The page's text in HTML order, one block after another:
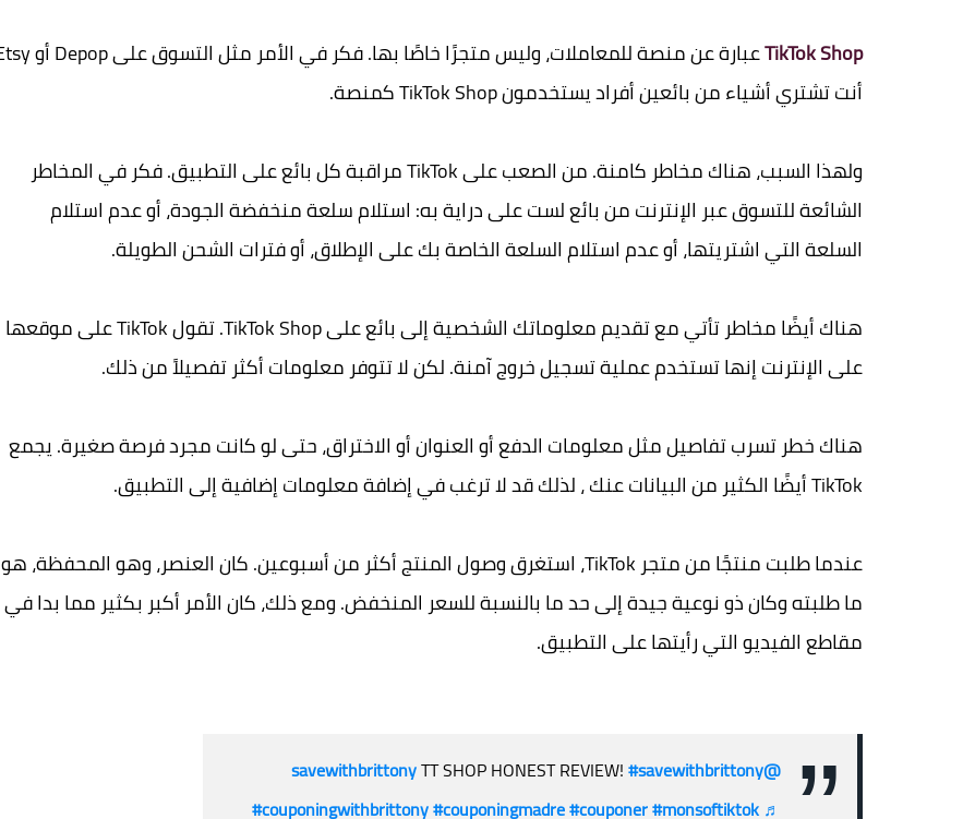
TikTok Shop
أنت تشتري أشياء من بائعين أفراد يستخدمون TikTok Shop كمنصة.
ولهذا السبب، هناك مخاطر كامنة. من الصعب على TikTok مراقبة كل بائع على التطبيق. فكر في المخاطر
الشائعة للتسوق عبر الإنترنت من بائع لست على دراية به: استلام سلعة منخفضة الجودة، أو عدم استلام
السلعة التي اشتريتها، أو عدم استلام السلعة الخاصة بك على الإطلاق، أو فترات الشحن الطويلة.
هناك أيضًا مخاطر تأتي مع تقديم معلوماتك الشخصية إلى بائع على TikTok Shop. تقول TikTok على موقعها
على الإنترنت إنها تستخدم عملية تسجيل خروج آمنة. لكن لا تتوفر معلومات أكثر تفصيلاً من ذلك.
هناك خطر تسرب تفاصيل مثل معلومات الدفع أو العنوان أو الاختراق، حتى لو كانت مجرد فرصة صغيرة. يجمع
TikTok أيضًا الكثير من البيانات عنك ، لذلك قد لا ترغب في إضافة معلومات إضافية إلى التطبيق.
عندما طلبت منتجًا من متجر TikTok، استغرق وصول المنتج أكثر من أسبوعين. كان العنصر، وهو المحفظة، هو
ما طلبته وكان ذو نوعية جيدة إلى حد ما بالنسبة للسعر المنخفض. ومع ذلك، كان الأمر أكبر بكثير مما بدا في
مقاطع الفيديو التي رأيتها على التطبيق.
@savewithbrittony
TT SHOP HONEST REVIEW!#savewithbrittony
#couponingwithbrittony#couponingmadre#couponer#monsoftiktok ♬